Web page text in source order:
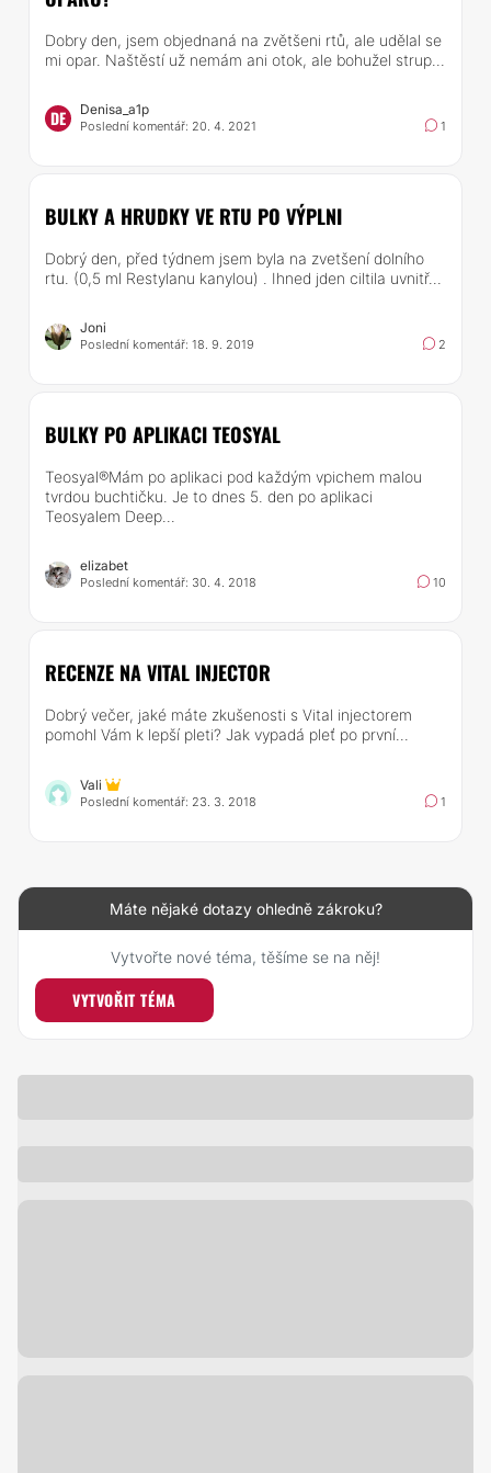
Dobry den, jsem objednaná na zvětšeni rtů, ale udělal se
mi opar. Naštěstí už nemám ani otok, ale bohužel strup...
DE Denisa_a1p
Poslední komentář: 20. 4. 2021 1
BULKY A HRUDKY VE RTU PO VÝPLNI
Dobrý den, před týdnem jsem byla na zvetšení dolního
rtu. (0,5 ml Restylanu kanylou) . Ihned jden ciltila uvnitř...
Joni
Poslední komentář: 18. 9. 2019 2
BULKY PO APLIKACI TEOSYAL
Teosyal®Mám po aplikaci pod každým vpichem malou
tvrdou buchtičku. Je to dnes 5. den po aplikaci
Teosyalem Deep...
elizabet
Poslední komentář: 30. 4. 2018 10
RECENZE NA VITAL INJECTOR
Dobrý večer, jaké máte zkušenosti s Vital injectorem
pomohl Vám k lepší pleti? Jak vypadá pleť po první...
Vali
Poslední komentář: 23. 3. 2018 1
Máte nějaké dotazy ohledně zákroku?
Vytvořte nové téma, těšíme se na něj!
VYTVOŘIT TÉMA